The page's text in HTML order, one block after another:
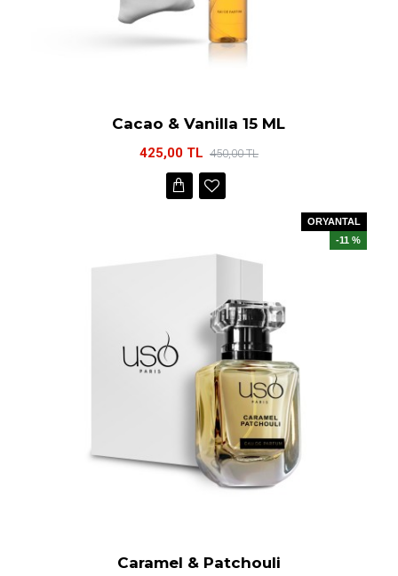
Cacao & Vanilla 15 ML
425,00 TL 450,00 TL
ORYANTAL
-11 %
Caramel & Patchouli